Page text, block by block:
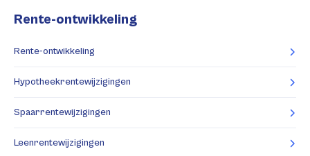
Rente-ontwikkeling
Rente-ontwikkeling
Hypotheekrentewijzigingen
Spaarrentewijzigingen
Leenrentewijzigingen